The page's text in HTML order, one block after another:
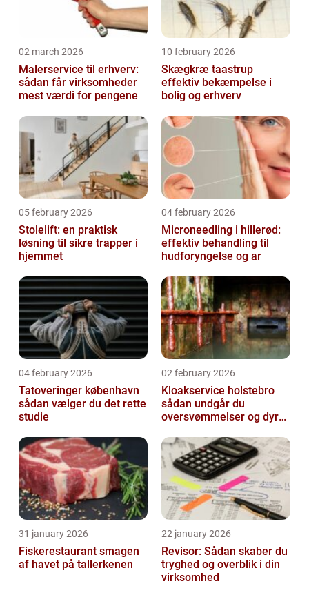
02 march 2026
Malerservice til erhverv:
sådan får virksomheder
mest værdi for pengene
10 february 2026
Skægkræ taastrup
effektiv bekæmpelse i
bolig og erhverv
05 february 2026
Stolelift: en praktisk
løsning til sikre trapper i
hjemmet
04 february 2026
Microneedling i hillerød:
effektiv behandling til
hudforyngelse og ar
04 february 2026
Tatoveringer københavn
sådan vælger du det rette
studie
02 february 2026
Kloakservice holstebro
sådan undgår du
oversvømmelser og dyre
31 january 2026
Fiskerestaurant smagen
af havet på tallerkenen
22 january 2026
Revisor: Sådan skaber du
tryghed og overblik i din
virksomhed